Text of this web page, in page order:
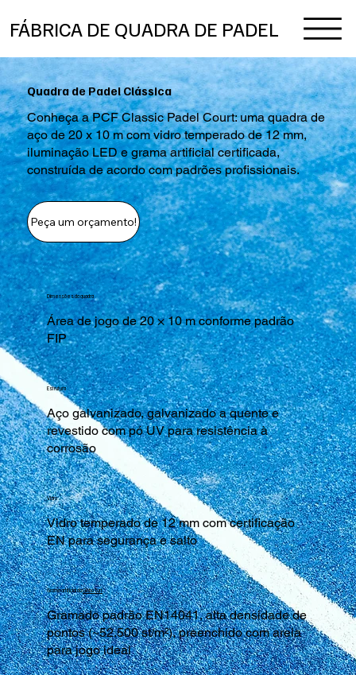
FÁBRICA DE QUADRA DE PADEL
Quadra de Padel Clássica
Conheça a PCF Classic Padel Court: uma quadra de
aço de 20 x 10 m com vidro temperado de 12 mm,
iluminação LED e grama artificial certificada,
construída de acordo com padrões profissionais.
Peça um orçamento!
Dimensões da quadra
Área de jogo de 20 × 10 m conforme padrão
FIP
Estrutura
Aço galvanizado, galvanizado a quente e
revestido com pó UV para resistência à
corrosão
Vidro
Vidro temperado de 12 mm com certificação
EN para segurança e salto
Grama artificial daGlobo Turf
Gramado padrão EN14041, alta densidade de
pontos (~52.500 st/m²), preenchido com areia
para jogo ideal